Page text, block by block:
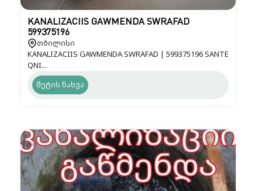
KANALIZACIIS GAWMENDA SWRAFAD
599375196
თბილისი
KANALIZACIIS GAWMENDA SWRAFAD | 599375196 SANTE
QNI...
მეტის ნახვა